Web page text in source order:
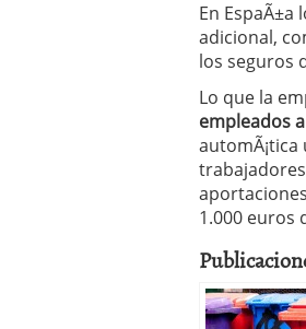
En
adicional,
los seguros
Lo que la
empleados
1.000 euros